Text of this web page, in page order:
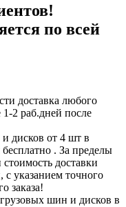
по всей
доставка любого
1-2 раб.дней после
дисков от 4 шт в
. За пределы
доставки
с указанием точного
заказа!
шин и дисков в